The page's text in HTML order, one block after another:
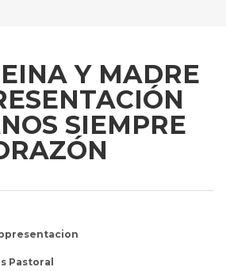
Y MADRE
SIEMPRE
Pastoral